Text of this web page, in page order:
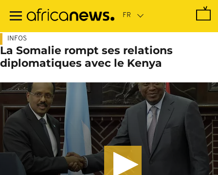
contenu
INFOS
La Somalie rompt ses relations
diplomatiques avec le Kenya